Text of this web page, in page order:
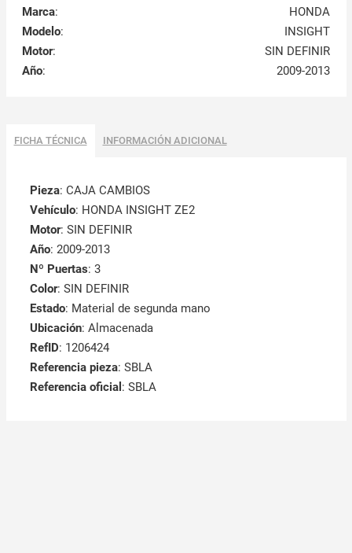
Marca:
HONDA
Modelo:
INSIGHT
Motor:
SIN DEFINIR
Año: 2009-2013
FICHA TÉCNICA INFORMACIÓN ADICIONAL
Pieza: CAJA CAMBIOS
Vehículo: HONDA INSIGHT ZE2
Motor: SIN DEFINIR
Año: 2009-2013
Nº Puertas: 3
Color: SIN DEFINIR
Estado: Material de segunda mano
Ubicación: Almacenada
RefID: 1206424
Referencia pieza: SBLA
Referencia oficial : SBLA